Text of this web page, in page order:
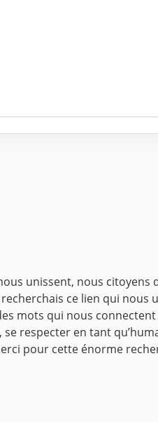
unissent, nous citoyens
ce lien qui nous
mots qui nous
respecter en tant
pour cette énorme